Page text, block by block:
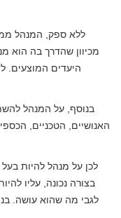
ללא ספק, המנהל
מכיוון שהדרך בה הוא
היעדים המוצעים.
בנוסף, על המנהל
האנושיים, הטכניים,
לכן על מנהל להיות
בצורה נכונה, עליו
לגבי מה שהוא עושה.